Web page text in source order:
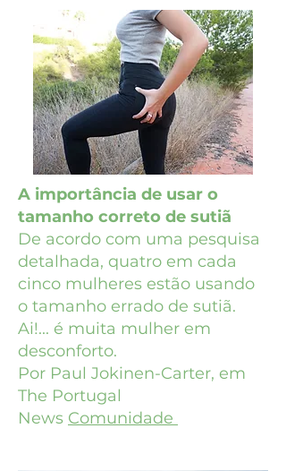
A importância de usar o
tamanho correto de sutiã
De acordo com uma pesquisa
detalhada, quatro em cada
cinco mulheres estão usando
o tamanho errado de sutiã.
Ai!... é muita mulher em
desconforto.
Por Paul Jokinen-Carter, em
The Portugal
News Comunidade